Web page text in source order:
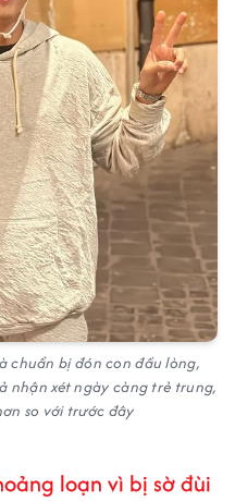
chuẩn bị đón con đầu lòng,
nhận xét ngày càng trẻ trung,
so với trước đây
loạn vì bị sờ đùi